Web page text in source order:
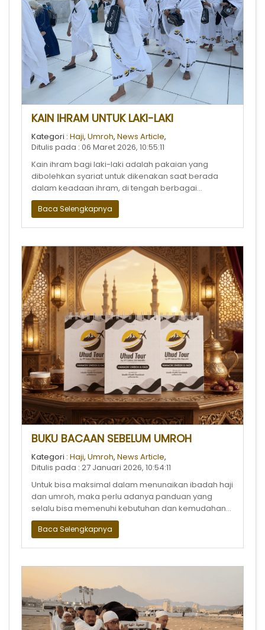
KAIN IHRAM UNTUK LAKI-LAKI
Kategori : Haji, Umroh, News Article,
Ditulis pada : 06 Maret 2026, 10:55:11
Kain ihram bagi laki-laki adalah pakaian yang
dibolehkan syariat untuk dikenakan saat berada
dalam keadaan ihram, di tengah berbagai
larangan yang berlaku bagi orang yang beri
Baca Selengkapnya
BUKU BACAAN SEBELUM UMROH
Kategori : Haji, Umroh, News Article,
Ditulis pada : 27 Januari 2026, 10:54:11
Untuk bisa maksimal dalam menunaikan ibadah haji
dan umroh, maka perlu adanya panduan yang
selalu bisa memenuhi kebutuhan dan kemudahan
pelaksanaan ibadah haji dan umroh.
Baca Selengkapnya